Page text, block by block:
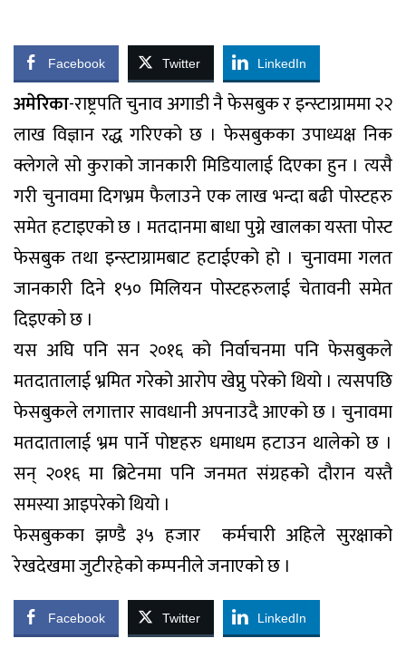
Facebook Twitter LinkedIn
अमेरिका-राष्ट्रपति चुनाव अगाडी नै फेसबुक र इन्स्टाग्राममा २२
लाख विज्ञान रद्ध गरिएको छ । फेसबुकका उपाध्यक्ष निक
क्लेगले सो कुराको जानकारी मिडियालाई दिएका हुन । त्यसै
गरी चुनावमा दिगभ्रम फैलाउने एक लाख भन्दा बढी पोस्टहरु
समेत हटाइएको छ । मतदानमा बाधा पुग्ने खालका यस्ता पोस्ट
फेसबुक तथा इन्स्टाग्रामबाट हटाईएको हो । चुनावमा गलत
जानकारी दिने १५० मिलियन पोस्टहरुलाई चेतावनी समेत
दिइएको छ ।
यस अघि पनि सन २०१६ को निर्वाचनमा पनि फेसबुकले
मतदातालाई भ्रमित गरेको आरोप खेप्नु परेको थियो । त्यसपछि
फेसबुकले लगात्तार सावधानी अपनाउदै आएको छ । चुनावमा
मतदातालाई भ्रम पार्ने पोष्टहरु धमाधम हटाउन थालेको छ ।
सन् २०१६ मा ब्रिटेनमा पनि जनमत संग्रहको दौरान यस्तै
समस्या आइपरेको थियो ।
फेसबुकका झण्डै ३५ हजार कर्मचारी अहिले सुरक्षाको
रेखदेखमा जुटीरहेको कम्पनीले जनाएको छ ।
Facebook Twitter LinkedIn